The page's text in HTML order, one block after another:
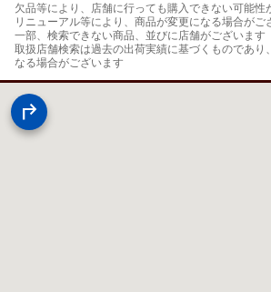
欠品等により、店舗に行っても購入できない可能性
リニューアル等により、商品が変更になる場合がご
一部、検索できない商品、並びに店舗がございます
取扱店舗検索は過去の出荷実績に基づくものであり
なる場合がございます